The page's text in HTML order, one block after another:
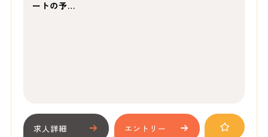
ートの予…
求人詳細 エントリー